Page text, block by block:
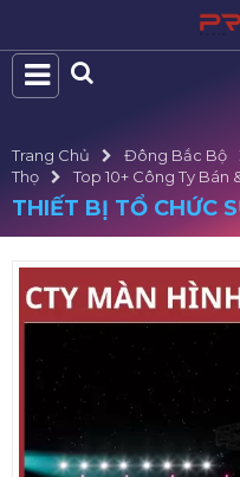
Trang Chủ Đông Bắc Bộ
Thọ
Top 10+ Công Ty Bán
THIẾT BỊ TỔ CHỨC